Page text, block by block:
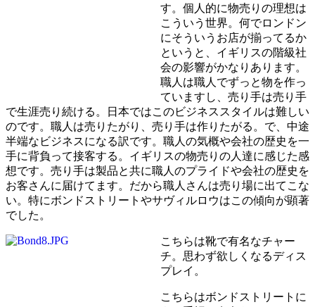
す。個人的に物売りの理想は
こういう世界。何でロンドン
にそういうお店が揃ってるか
というと、イギリスの階級社
会の影響がかなりあります。
職人は職人でずっと物を作っ
ていますし、売り手は売り手
で生涯売り続ける。日本ではこのビジネススタイルは難しい
のです。職人は売りたがり、売り手は作りたがる。で、中途
半端なビジネスになる訳です。職人の気概や会社の歴史を一
手に背負って接客する。イギリスの物売りの人達に感じた感
想です。売り手は製品と共に職人のプライドや会社の歴史を
お客さんに届けてます。だから職人さんは売り場に出てこな
い。特にボンドストリートやサヴィルロウはこの傾向が顕著
でした。
こちらは靴で有名なチャー
チ。思わず欲しくなるディス
プレイ。
こちらはボンドストリートに